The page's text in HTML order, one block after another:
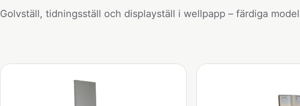
Golvställ, tidningsställ och displayställ i wellpapp – färdiga